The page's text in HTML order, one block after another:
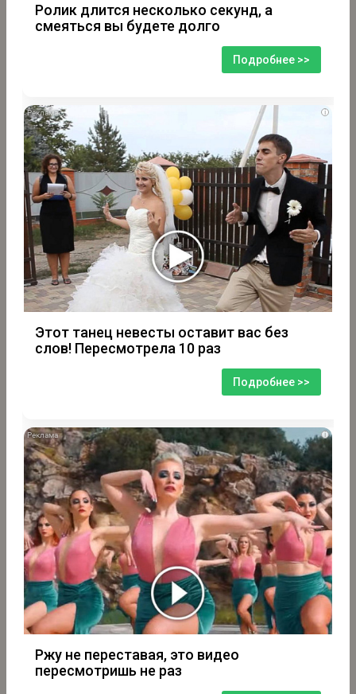
Ролик длится несколько секунд, а
смеяться вы будете долго
Подробнее >>
i
Этот танец невесты оставит вас без
слов! Пересмотрела 10 раз
Подробнее >>
i
Ржу не переставая, это видео
пересмотришь не раз